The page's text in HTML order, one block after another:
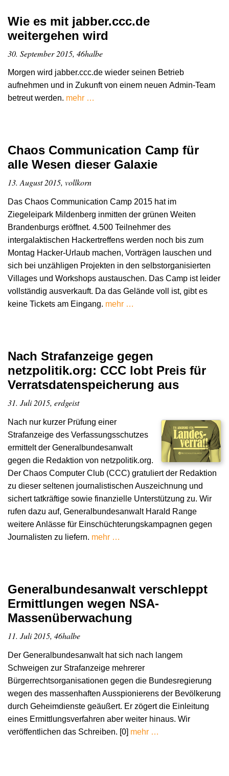
Wie es mit jabber.ccc.de
weitergehen wird
30. September 2015, 46halbe
Morgen wird jabber.ccc.de wieder seinen Betrieb
aufnehmen und in Zukunft von einem neuen Admin-Team
betreut werden. mehr …
Chaos Communication Camp für
alle Wesen dieser Galaxie
13. August 2015, vollkorn
Das Chaos Communication Camp 2015 hat im
Ziegeleipark Mildenberg inmitten der grünen Weiten
Brandenburgs eröffnet. 4.500 Teilnehmer des
intergalaktischen Hackertreffens werden noch bis zum
Montag Hacker-Urlaub machen, Vorträgen lauschen und
sich bei unzähligen Projekten in den selbstorganisierten
Villages und Workshops austauschen. Das Camp ist leider
vollständig ausverkauft. Da das Gelände voll ist, gibt es
keine Tickets am Eingang. mehr …
Nach Strafanzeige gegen
netzpolitik.org: CCC lobt Preis für
Verratsdatenspeicherung aus
31. Juli 2015, erdgeist
Nach nur kurzer Prüfung einer
Strafanzeige des Verfassungsschutzes
ermittelt der Generalbundesanwalt
gegen die Redaktion von netzpolitik.org.
Der Chaos Computer Club (CCC) gratuliert der Redaktion
zu dieser seltenen journalistischen Auszeichnung und
sichert tatkräftige sowie finanzielle Unterstützung zu. Wir
rufen dazu auf, Generalbundesanwalt Harald Range
weitere Anlässe für Einschüchterungskampagnen gegen
Journalisten zu liefern. mehr …
Generalbundesanwalt verschleppt
Ermittlungen wegen NSA-
Massenüberwachung
11. Juli 2015, 46halbe
Der Generalbundesanwalt hat sich nach langem
Schweigen zur Strafanzeige mehrerer
Bürgerrechtsorganisationen gegen die Bundesregierung
wegen des massenhaften Ausspionierens der Bevölkerung
durch Geheimdienste geäußert. Er zögert die Einleitung
eines Ermittlungsverfahren aber weiter hinaus. Wir
veröffentlichen das Schreiben. [0] mehr …